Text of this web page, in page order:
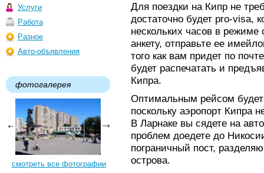
Услуги
Работа
Разное
Авто-объявления
фотогалерея
смотреть все фотографии
Для поездки на Кипр не
достаточно будет pro-visa,
нескольких часов в
анкету, отправьте ее
того как вам придет по
будет распечатать и
Кипра.
Оптимальным рейсом будет
поскольку аэропорт Кипра
В Ларнаке вы сядете на
проблем доедете до
пограничный пост,
острова.